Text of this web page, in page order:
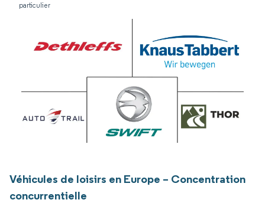
particulier
Véhicules de loisirs en Europe – Concentration
concurrentielle